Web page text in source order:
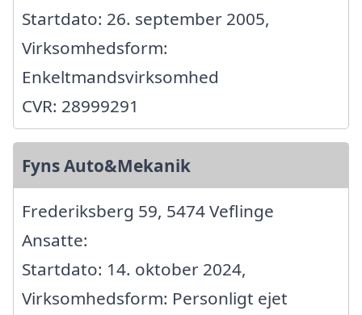
Startdato: 26. september 2005,
Virksomhedsform:
Enkeltmandsvirksomhed
CVR: 28999291
Fyns Auto&Mekanik
Frederiksberg 59, 5474 Veflinge
Ansatte:
Startdato: 14. oktober 2024,
Virksomhedsform: Personligt ejet